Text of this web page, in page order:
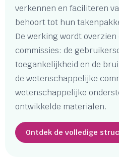
verkennen en faciliteren
behoort tot hun
De werking wordt
commissies: de
toegankelijkheid en de
de wetenschappelijke
wetenschappelijke
ontwikkelde materialen.
Ontdek de volledige